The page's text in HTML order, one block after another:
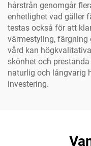
hårstrån genomgår
enhetlighet vad gäller
testas också för att
värmestyling, färgning
vård kan
skönhet och
naturlig och långvarig
investering.